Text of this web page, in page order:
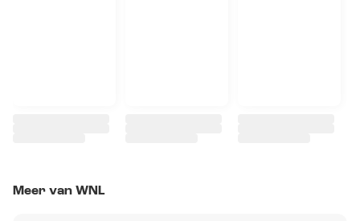
Meer van WNL